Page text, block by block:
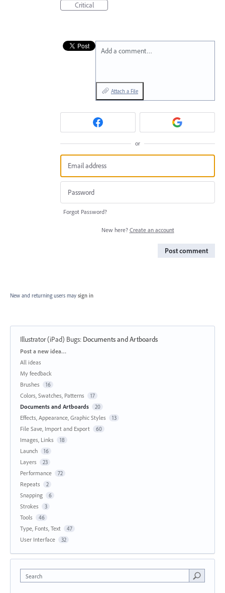
Critical
Add a comment…
Attach a File
or
Forgot Password?
New here? Create an account
Post comment
New and returning users may sign in
Illustrator (iPad) Bugs: Documents and Artboards
Categories
Post a new idea…
All ideas
My feedback
Brushes
16
Colors, Swatches, Patterns 17
Documents and Artboards 20
Effects, Appearance, Graphic Styles 13
File Save, Import and Export 60
Images, Links 18
Launch 16
Layers 23
Performance 72
Repeats 2
Snapping 6
Strokes 3
Tools 46
Type, Fonts, Text 47
User Interface 32
Search